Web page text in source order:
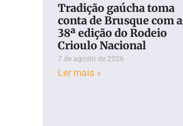
Tradição gaúcha toma
conta de Brusque com a
38ª edição do Rodeio
Crioulo Nacional
7 de agosto de 2026
Ler mais »